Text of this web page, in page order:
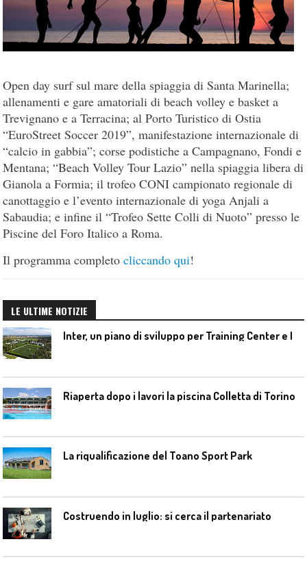
Open day surf sul mare della spiaggia di Santa Marinella;
allenamenti e gare amatoriali di beach volley e basket a
Trevignano e a Terracina; al Porto Turistico di Ostia
“EuroStreet Soccer 2019”, manifestazione internazionale di
“calcio in gabbia”; corse podistiche a Campagnano, Fondi e
Mentana; “Beach Volley Tour Lazio” nella spiaggia libera di
Gianola a Formia; il trofeo CONI campionato regionale di
canottaggio e l’evento internazionale di yoga Anjali a
Sabaudia; e infine il “Trofeo Sette Colli di Nuoto” presso le
Piscine del Foro Italico a Roma.
Il programma completocliccando qui!
LE ULTIME NOTIZIE
Riaperta dopo i lavori la piscina Colletta di Torino
La riqualificazione del Toano Sport Park
Costruendo in luglio: si cerca il partenariato